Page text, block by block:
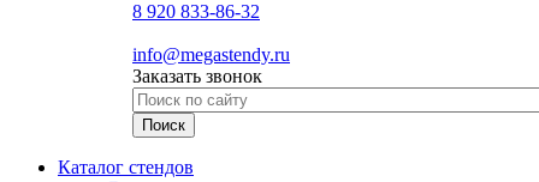
8 920 833-86-32
info@megastendy.ru
Заказать звонок
Каталог стендов